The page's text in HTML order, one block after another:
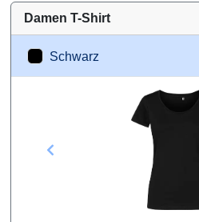
Wareninformationen
Damen T-Shirt
Schwarz